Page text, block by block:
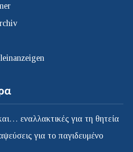
εναλλακτικές για τη θητεία
για το παγιδευμένο